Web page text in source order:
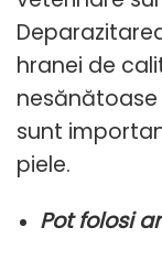
hranei de
sunt
piele.
Pot folosi